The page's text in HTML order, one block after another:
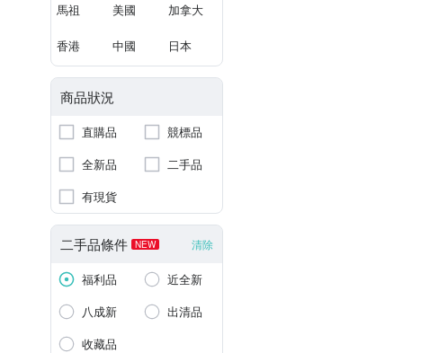
馬祖 美國 加拿大
香港 中國 日本
商品狀況
直購品
競標品
全新品
二手品
有現貨
二手品條件 NEW 清除
福利品
近全新
八成新
出清品
收藏品